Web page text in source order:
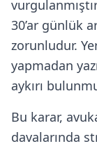
30’ar günlük
zorunludur.
yapmadan
aykırı
Bu karar,
davalarında